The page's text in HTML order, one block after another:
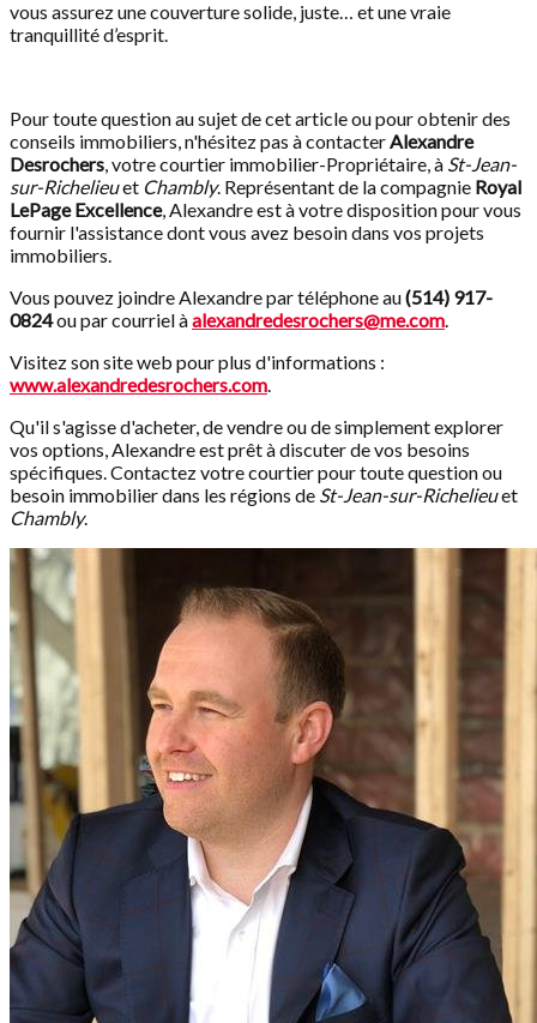
vous assurez une couverture solide, juste… et une vraie
tranquillité d’esprit.
Pour toute question au sujet de cet article ou pour obtenir des
conseils immobiliers, n'hésitez pas à contacterAlexandre
Desrochers, votre courtier immobilier-Propriétaire, à St-Jean-
sur-Richelieuet Chambly. Représentant de la compagnie Royal
LePage Excellence, Alexandre est à votre disposition pour vous
fournir l'assistance dont vous avez besoin dans vos projets
immobiliers.
Vous pouvez joindre Alexandre par téléphone au(514) 917-
0824ou par courriel àalexandredesrochers@me.com.
Visitez son site web pour plus d'informations :
www.alexandredesrochers.com.
Qu'il s'agisse d'acheter, de vendre ou de simplement explorer
vos options, Alexandre est prêt à discuter de vos besoins
spécifiques. Contactez votre courtier pour toute question ou
besoin immobilier dans les régions de St-Jean-sur-Richelieuet
Chambly.